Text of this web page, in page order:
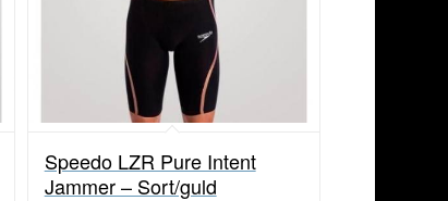
Speedo LZR Pure Intent
Jammer – Sort/guld